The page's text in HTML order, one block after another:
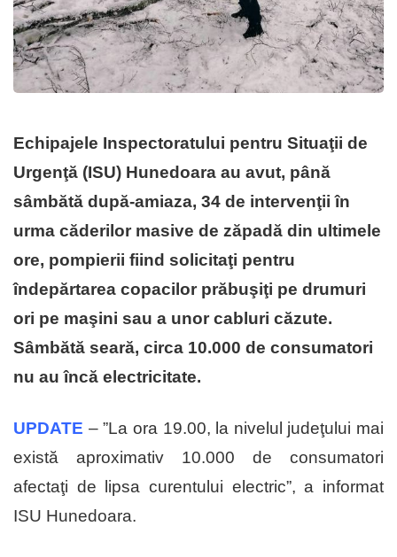
Echipajele Inspectoratului pentru Situaţii de
Urgenţă (ISU) Hunedoara au avut, până
sâmbătă după-amiaza, 34 de intervenţii în
urma căderilor masive de zăpadă din ultimele
ore, pompierii fiind solicitaţi pentru
îndepărtarea copacilor prăbuşiţi pe drumuri
ori pe maşini sau a unor cabluri căzute.
Sâmbătă seară, circa 10.000 de consumatori
nu au încă electricitate.
UPDATE – ”La ora 19.00, la nivelul judeţului mai
există aproximativ 10.000 de consumatori
afectaţi de lipsa curentului electric”, a informat
ISU Hunedoara.